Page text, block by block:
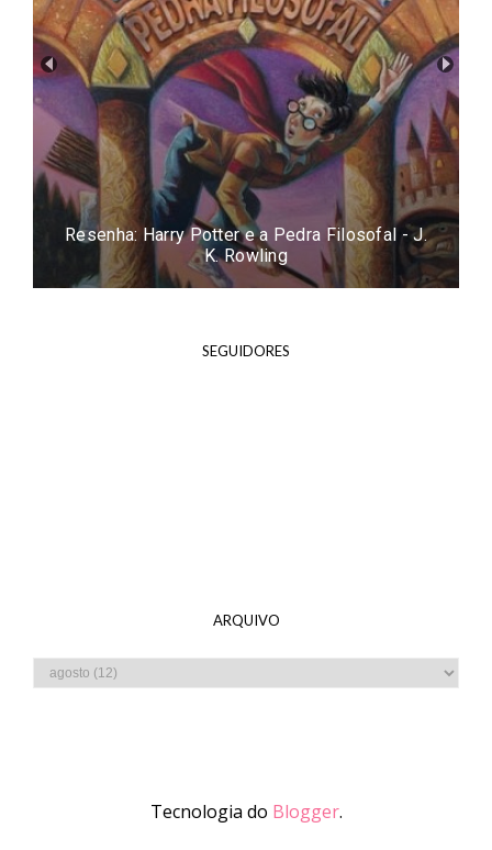
Resenha: Harry Potter e a Pedra Filosofal - J.
K. Rowling
SEGUIDORES
ARQUIVO
Tecnologia do Blogger.